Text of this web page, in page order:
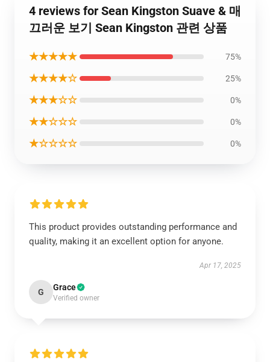
4 reviews for Sean Kingston Suave & 매
끄러운 보기 Sean Kingston 관련 상품
★★★★★ 75%
★★★★☆ 25%
★★★☆☆ 0%
★★☆☆☆ 0%
★☆☆☆☆ 0%
This product provides outstanding performance and
quality, making it an excellent option for anyone.
Apr 17, 2025
G Grace
Verified owner